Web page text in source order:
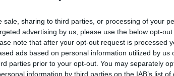
sale, sharing to third parties, or processing of your
advertising by us, please use the below opt-
note that after your opt-out request is processed
ads based on personal information utilized by us
parties prior to your opt-out. You may separately
information by third parties on the IAB’s list of